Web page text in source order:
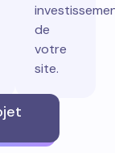
de
votre
site.